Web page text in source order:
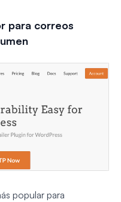
para correos
popular para